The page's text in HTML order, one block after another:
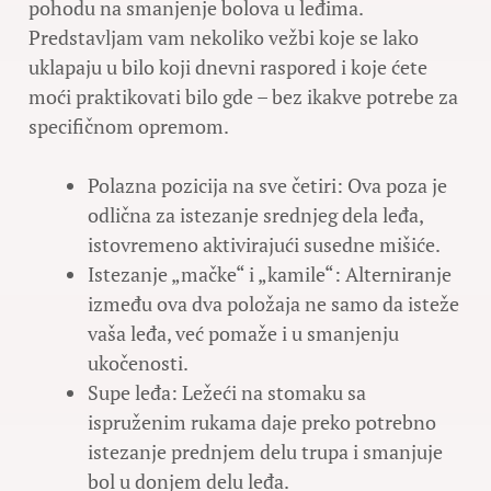
pohodu na smanjenje bolova u leđima.
Predstavljam vam nekoliko vežbi koje se lako
uklapaju u bilo koji dnevni raspored i koje ćete
moći praktikovati bilo gde – bez ikakve potrebe za
specifičnom opremom.
Polazna pozicija na sve četiri: Ova poza je
odlična za istezanje srednjeg dela leđa,
istovremeno aktivirajući susedne mišiće.
Istezanje „mačke“ i „kamile“: Alterniranje
između ova dva položaja ne samo da isteže
vaša leđa, već pomaže i u smanjenju
ukočenosti.
Supe leđa: Ležeći na stomaku sa
ispruženim rukama daje preko potrebno
istezanje prednjem delu trupa i smanjuje
bol u donjem delu leđa.